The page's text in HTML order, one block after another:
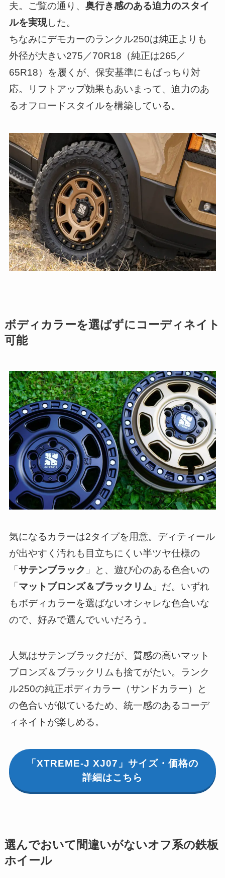
夫。ご覧の通り、 奥行き感のある迫力のスタイ
ルを実現した。
ちなみにデモカーのランクル250は純正よりも
外径が大きい275／70R18（純正は265／
65R18）を履くが、保安基準にもばっちり対
応。リフトアップ効果もあいまって、迫力のあ
るオフロードスタイルを構築している。
ボディカラーを選ばずにコーディネイト
可能
気になるカラーは2タイプを用意。ディティール
が出やすく汚れも目立ちにくい半ツヤ仕様の
「 サテンブラック 」と、遊び心のある色合いの
「 マットブロンズ＆ブラックリム 」だ。いずれ
もボディカラーを選ばないオシャレな色合いな
ので、好みで選んでいいだろう。
人気はサテンブラックだが、質感の高いマット
ブロンズ＆ブラックリムも捨てがたい。ランク
ル250の純正ボディカラー（サンドカラー）と
の色合いが似ているため、統一感のあるコーデ
ィネイトが楽しめる。
「XTREME-J XJ07」サイズ・価格の
詳細はこちら
選んでおいて間違いがないオフ系の鉄板
ホイール